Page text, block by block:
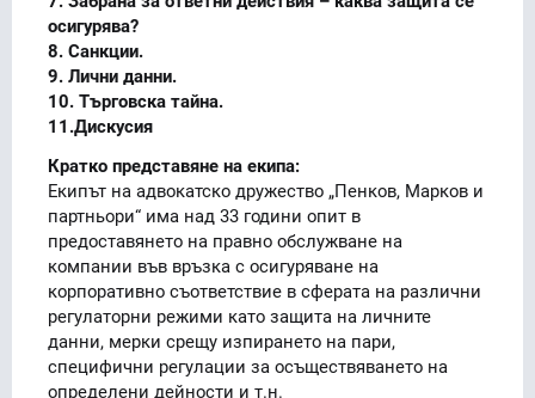
осигурява?
8. Санкции.
9. Лични данни.
10. Търговска тайна.
11.Дискусия
Кратко представяне на екипа:
Екипът на адвокатско дружество „Пенков, Марков и
партньори“ има над 33 години опит в
предоставянето на правно обслужване на
компании във връзка с осигуряване на
корпоративно съответствие в сферата на различни
регулаторни режими като защита на личните
данни, мерки срещу изпирането на пари,
специфични регулации за осъществяването на
определени дейности и т.н.